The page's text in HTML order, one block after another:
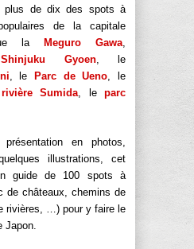
plus de dix des spots à
de la capitale
la
Meguro Gawa,
Shinjuku Gyoen, le
, le Parc de Ueno, le
rivière Sumida, leparc
en photos,
illustrations, cet
guide de 100 spots à
de châteaux, chemins de
rivières, …) pour y faire le
Japon.